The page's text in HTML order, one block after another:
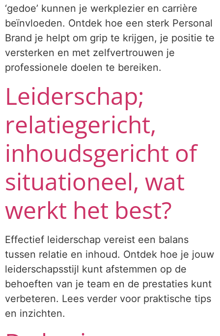
‘gedoe’ kunnen je werkplezier en carrière
beïnvloeden. Ontdek hoe een sterk Personal
Brand je helpt om grip te krijgen, je positie te
versterken en met zelfvertrouwen je
professionele doelen te bereiken.
Leiderschap;
relatiegericht,
inhoudsgericht of
situationeel, wat
werkt het best?
Effectief leiderschap vereist een balans
tussen relatie en inhoud. Ontdek hoe je jouw
leiderschapsstijl kunt afstemmen op de
behoeften van je team en de prestaties kunt
verbeteren. Lees verder voor praktische tips
en inzichten.